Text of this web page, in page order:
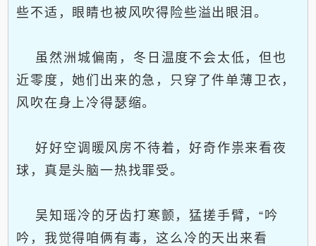
些不适，眼睛也被风吹得险些溢出眼泪。
虽然洲城偏南，冬日温度不会太低，但也
近零度，她们出来的急，只穿了件单薄卫衣，
风吹在身上冷得瑟缩。
好好空调暖风房不待着，好奇作祟来看夜
球，真是头脑一热找罪受。
吴知瑶冷的牙齿打寒颤，猛搓手臂，“吟
吟，我觉得咱俩有毒，这么冷的天出来看